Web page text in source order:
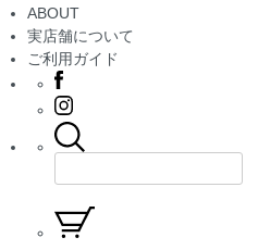
ABOUT
実店舗について
ご利用ガイド